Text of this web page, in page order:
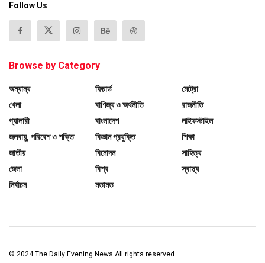
Follow Us
Browse by Category
অন্যান্য
খেলা
গ্যালারী
জলবায়ু, পরিবেশ ও শক্তি
জাতীয়
জেলা
নির্বাচন
ফিচার্ড
বাণিজ্য ও অর্থনীতি
বাংলাদেশ
বিজ্ঞান প্রযুক্তি
বিনোদন
বিশ্ব
মতামত
মেট্রো
রাজনীতি
লাইফস্টাইল
শিক্ষা
সাহিত্য
স্বাস্থ্য
© 2024The Daily Evening News All rights reserved.